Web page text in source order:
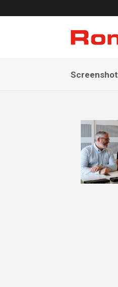
Screenshot